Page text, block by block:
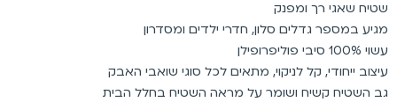
שטיח שאגי רך ומפנק
מגיע במספר גדלים סלון, חדרי ילדים ומסדרון
עשוי 100% סיבי פוליפרופילן
עיצוב ייחודי, קל לניקוי, מתאים לכל סוגי שואבי האבק
גב השטיח קשיח ושומר על מראה השטיח בחלל הבית